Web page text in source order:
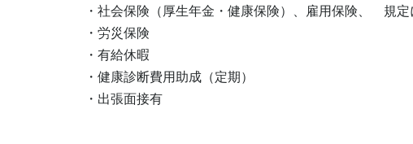
・社会保険（厚生年金・健康保険）、雇用保険、　規
・労災保険
・有給休暇
・健康診断費用助成（定期）
・出張面接有